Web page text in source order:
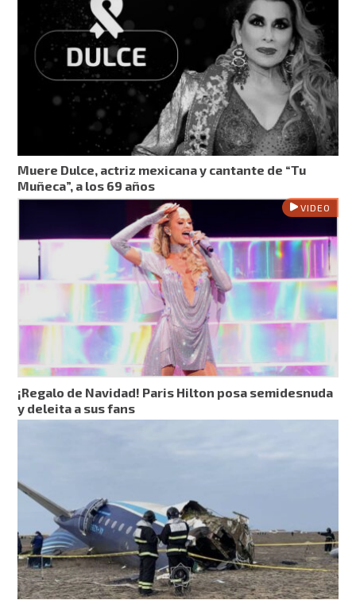
Muere Dulce, actriz mexicana y cantante de “Tu
Muñeca”, a los 69 años
VIDEO
¡Regalo de Navidad! Paris Hilton posa semidesnuda
y deleita a sus fans